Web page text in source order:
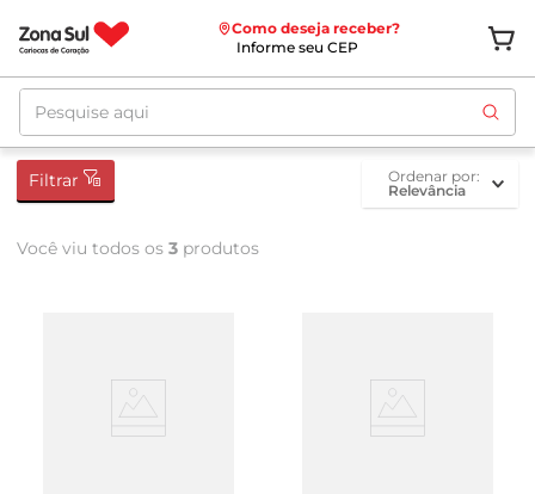
Como deseja receber?
Informe seu CEP
Pesquise aqui
Filtrar
ordenar por
Relevância
Você viu todos os 3 produtos